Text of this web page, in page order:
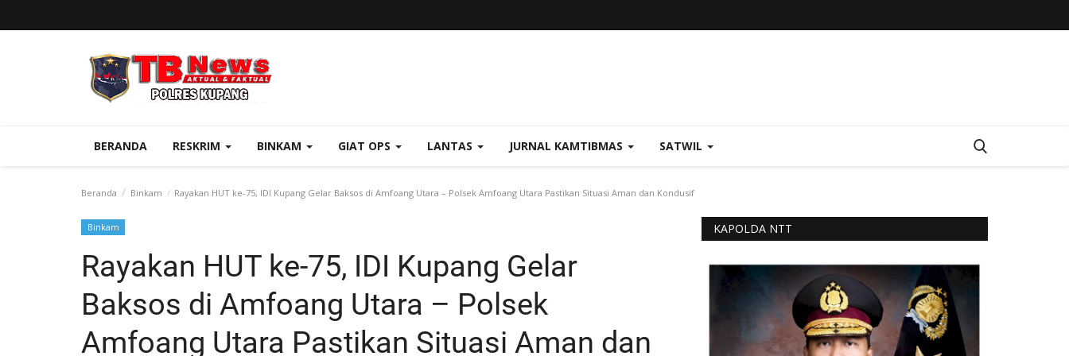
BERANDA RESKRIM BINKAM GIAT OPS LANTAS JURNAL KAMTIBMAS SATWIL
Beranda Binkam Rayakan HUT ke-75, IDI Kupang Gelar Baksos di Amfoang Utara – Polsek Amfoang Utara Pastikan Situasi Aman dan Kondusif
Binkam
Rayakan HUT ke-75, IDI Kupang Gelar
Baksos di Amfoang Utara – Polsek
Amfoang Utara Pastikan Situasi Aman dan
KAPOLDA NTT